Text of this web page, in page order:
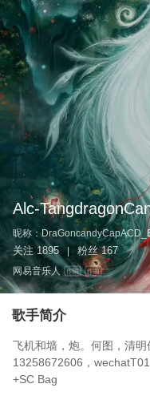
Alc-
昵称：
关注 1895 粉丝 167
网易音乐人 作词 作曲
歌手简介
飞机和墙，炮。何图，清明
13258672606，wechatT013258672606 b
+SC Bag